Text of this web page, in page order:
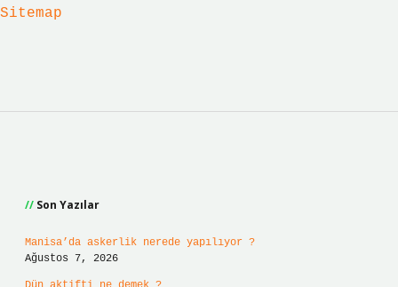
Sitemap
Son Yazılar
Manisa’da askerlik nerede yapılıyor ?
Ağustos 7, 2026